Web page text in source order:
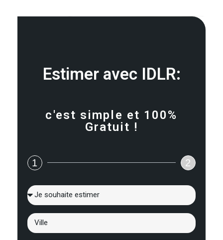
Estimer avec IDLR:
c'est simple et 100%
Gratuit !
1 2